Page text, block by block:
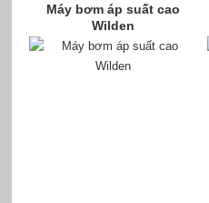
Máy bơm áp suất cao
Wilden